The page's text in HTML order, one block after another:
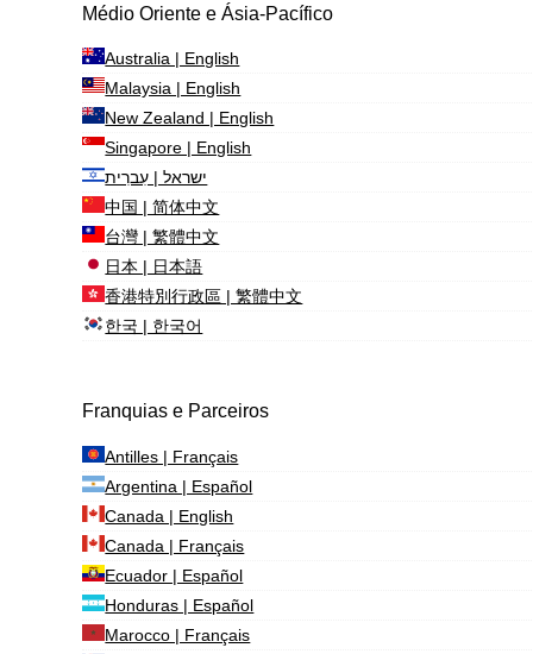
Médio Oriente e Ásia-Pacífico
Australia | English
Malaysia | English
New Zealand | English
Singapore | English
ישראל | עִברִית
中国 | 简体中文
台灣 | 繁體中文
日本 | 日本語
香港特別行政區 | 繁體中文
한국 | 한국어
Franquias e Parceiros
Antilles | Français
Argentina | Español
Canada | English
Canada | Français
Ecuador | Español
Honduras | Español
Marocco | Français